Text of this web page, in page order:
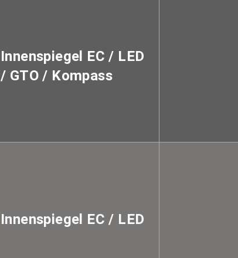
Innenspiegel EC / LED
/ GTO / Kompass
Innenspiegel EC / LED